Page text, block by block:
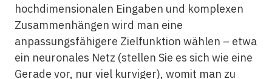
hochdimensionalen Eingaben und komplexen
Zusammenhängen wird man eine
anpassungsfähigere Zielfunktion wählen – etwa
ein neuronales Netz (stellen Sie es sich wie eine
Gerade vor, nur viel kurviger), womit man zu